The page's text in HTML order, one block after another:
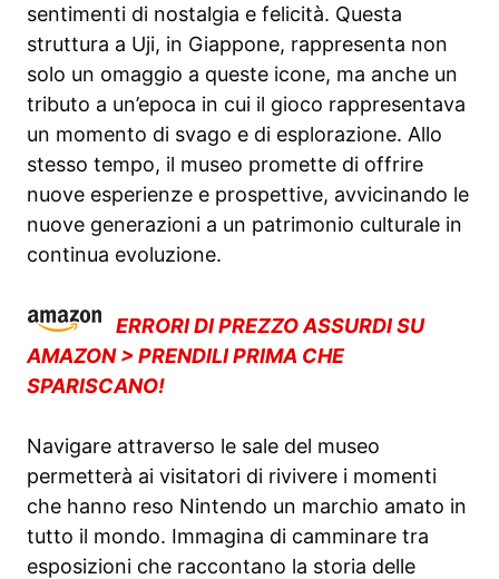
sentimenti di nostalgia e felicità. Questa
struttura a Uji, in Giappone, rappresenta non
solo un omaggio a queste icone, ma anche un
tributo a un’epoca in cui il gioco rappresentava
un momento di svago e di esplorazione. Allo
stesso tempo, il museo promette di offrire
nuove esperienze e prospettive, avvicinando le
nuove generazioni a un patrimonio culturale in
continua evoluzione.
ERRORI DI PREZZO ASSURDI SU
AMAZON > PRENDILI PRIMA CHE
SPARISCANO!
Navigare attraverso le sale del museo
permetterà ai visitatori di rivivere i momenti
che hanno reso Nintendo un marchio amato in
tutto il mondo. Immagina di camminare tra
esposizioni che raccontano la storia delle